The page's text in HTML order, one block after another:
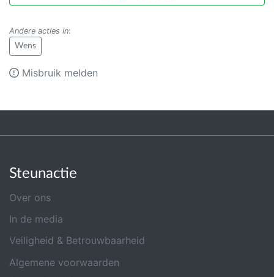
Andere acties in:
Wens
Misbruik melden
Steunactie
Over ons
In de media
Veiligheid & Betrouwbaarheid
Algemene voorwaarden